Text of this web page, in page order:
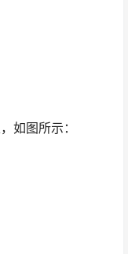
如图所示：